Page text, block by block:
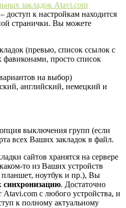
закладок Atavi.com
к настройкам находится
странички. Вы можете
(превью, список ссылок с
фавиконами, просто список
на выбор)
английский, немецкий и
выключения групп (если
всех Ваших закладок в файл.
сайтов хранятся на сервере
то из Ваших устройств
ноутбук и пр.), Вы
синхронизацию. Достаточно
Atavi.com с любого устройства, и
к полному актуальному